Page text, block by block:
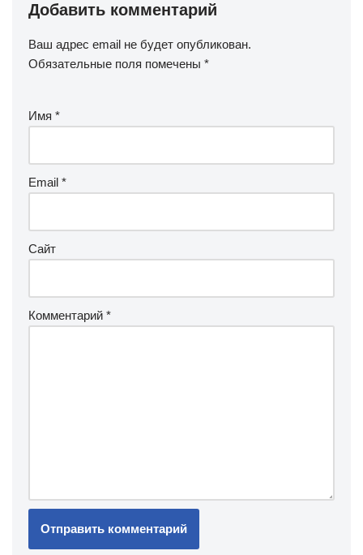
Добавить комментарий
Ваш адрес email не будет опубликован.
Обязательные поля помечены *
Имя *
Email *
Сайт
Комментарий *